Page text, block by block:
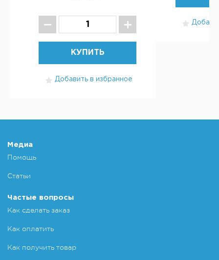
КУПИТЬ
Добавить в избранное
Медиа
Помощь
Статьи
Частые вопросы
Как сделать заказ
Как оплатить
Как получить товар